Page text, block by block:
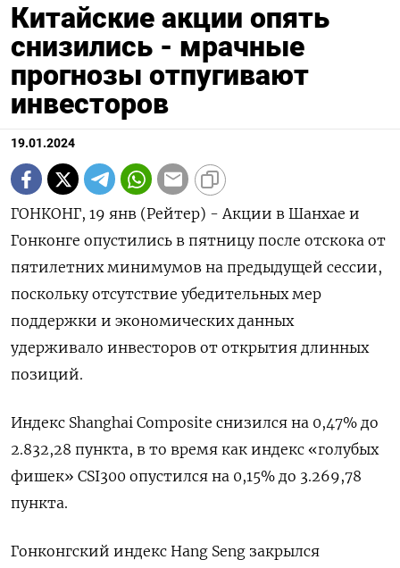
Китайские акции опять
снизились - мрачные
прогнозы отпугивают
инвесторов
19.01.2024
ГОНКОНГ, 19 янв (Рейтер) - Акции в Шанхае и
Гонконге опустились в пятницу после отскока от
пятилетних минимумов на предыдущей сессии,
поскольку отсутствие убедительных мер
поддержки и экономических данных
удерживало инвесторов от открытия длинных
позиций.
Индекс Shanghai Composite снизился на 0,47% до
2.832,28 пункта, в то время как индекс «голубых
фишек» CSI300 опустился на 0,15% до 3.269,78
пункта.
Гонконгский индекс Hang Seng закрылся